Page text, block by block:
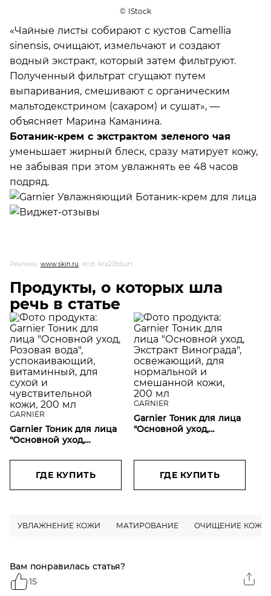
© IStock
«Чайные листы собирают с кустов Camellia
sinensis, очищают, измельчают и создают
водный экстракт, который затем фильтруют.
Полученный фильтрат сгущают путем
выпаривания, смешивают с органическим
мальтодекстрином (сахаром) и сушат», —
объясняет Марина Каманина.
Ботаник-крем с экстрактом зеленого чая
уменьшает жирный блеск, сразу матирует кожу,
не забывая при этом увлажнять ее 48 часов
подряд.
Реклама, www.skin.ru, erid: Kra23b6uH
Продукты, о которых шла
речь в статье
GARNIER
Garnier Тоник для лица
"Основной уход,
успокаивающий,
витаминный, для сухой
и чувствительной кожи,
ГДЕ КУПИТЬ
GARNIER
Garnier Тоник для лица
"Основной уход,
нормальной и
смешанной кожи, 200
ГДЕ КУПИТЬ
УВЛАЖНЕНИЕ КОЖИ МАТИРОВАНИЕ ОЧИЩЕНИЕ КОЖИ
Вам понравилась статья?
15